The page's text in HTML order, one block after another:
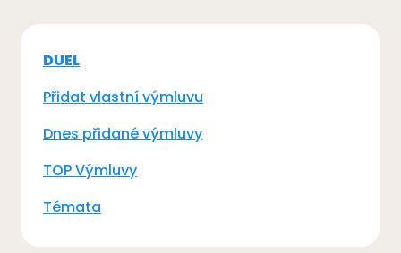
DUEL
Přidat vlastní výmluvu
Dnes přidané výmluvy
TOP Výmluvy
Témata